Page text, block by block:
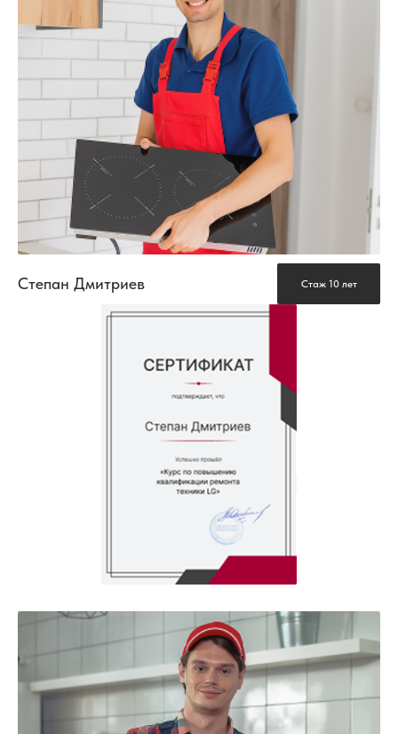
Степан Дмитриев Стаж 10 лет